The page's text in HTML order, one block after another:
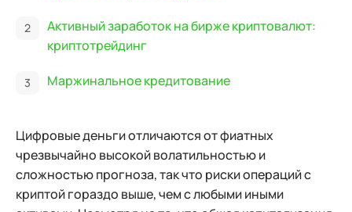
Активный заработок на бирже криптовалют:
криптотрейдинг
Маржинальное кредитование
Цифровые деньги отличаются от фиатных
чрезвычайно высокой волатильностью и
сложностью прогноза, так что риски операций с
криптой гораздо выше, чем с любыми иными